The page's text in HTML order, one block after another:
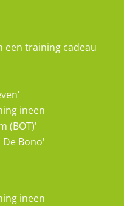
een training cadeau
ineen
(BOT)'
Bono'
ineen